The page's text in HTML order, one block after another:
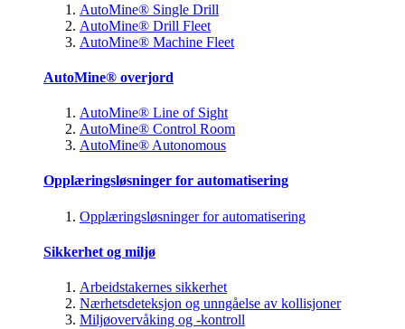
AutoMine® Single Drill
AutoMine® Drill Fleet
AutoMine® Machine Fleet
AutoMine® overjord
AutoMine® Line of Sight
AutoMine® Control Room
AutoMine® Autonomous
Opplæringsløsninger for automatisering
Opplæringsløsninger for automatisering
Sikkerhet og miljø
Arbeidstakernes sikkerhet
Nærhetsdeteksjon og unngåelse av kollisjoner
Miljøovervåking og -kontroll